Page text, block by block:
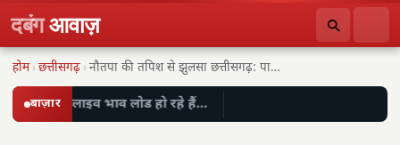
दबंगआवाज़
होम ›छत्तीसगढ़ › नौतपा की तपिश से झुलसा छत्तीसगढ़: पारा 45…
बाज़ार लाइव भाव लोड हो रहे हैं…